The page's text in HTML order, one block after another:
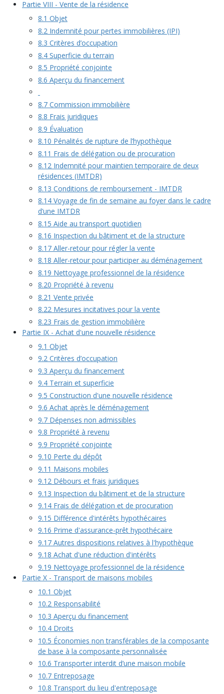
Partie VIII - Vente de la résidence
8.1 Objet
8.2 Indemnité pour pertes immobilières (IPI)
8.3 Critères d’occupation
8.4 Superficie du terrain
8.5 Propriété conjointe
8.6 Aperçu du financement
8.7 Commission immobilière
8.8 Frais juridiques
8.9 Évaluation
8.10 Pénalités de rupture de l’hypothèque
8.11 Frais de délégation ou de procuration
8.12 Indemnité pour maintien temporaire de deux
résidences (IMTDR)
8.13 Conditions de remboursement - IMTDR
8.14 Voyage de fin de semaine au foyer dans le cadre
d’une IMTDR
8.15 Aide au transport quotidien
8.16 Inspection du bâtiment et de la structure
8.17 Aller-retour pour régler la vente
8.18 Aller-retour pour participer au déménagement
8.19 Nettoyage professionnel de la résidence
8.20 Propriété à revenu
8.21 Vente privée
8.22 Mesures incitatives pour la vente
8.23 Frais de gestion immobilière
Partie IX - Achat d'une nouvelle résidence
9.1 Objet
9.2 Critères d’occupation
9.3 Aperçu du financement
9.4 Terrain et superficie
9.5 Construction d'une nouvelle résidence
9.6 Achat après le déménagement
9.7 Dépenses non admissibles
9.8 Propriété à revenu
9.9 Propriété conjointe
9.10 Perte du dépôt
9.11 Maisons mobiles
9.12 Débours et frais juridiques
9.13 Inspection du bâtiment et de la structure
9.14 Frais de délégation et de procuration
9.15 Différence d'intérêts hypothécaires
9.16 Prime d'assurance-prêt hypothécaire
9.17 Autres dispositions relatives à l'hypothèque
9.18 Achat d'une réduction d'intérêts
9.19 Nettoyage professionnel de la résidence
Partie X - Transport de maisons mobiles
10.1 Objet
10.2 Responsabilité
10.3 Aperçu du financement
10.4 Droits
10.5 Économies non transférables de la composante
de base à la composante personnalisée
10.6 Transporter interdit d’une maison mobile
10.7 Entreposage
10.8 Transport du lieu d'entreposage